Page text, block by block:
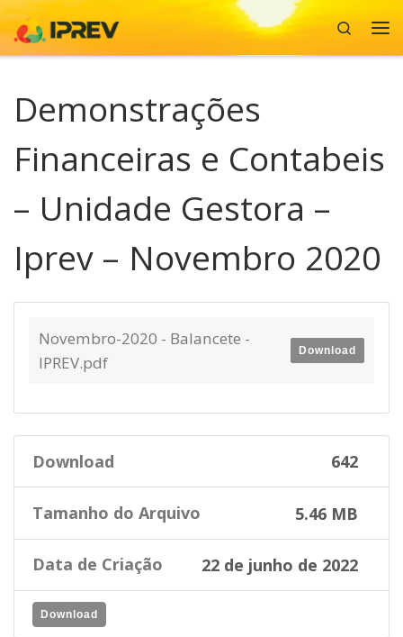
Skip to content
Search
Demonstrações
Financeiras e Contabeis
– Unidade Gestora –
Iprev – Novembro 2020
Novembro-2020 - Balancete -
IPREV.pdf
Download
Download 642
Tamanho do Arquivo 5.46 MB
Data de Criação 22 de junho de 2022
Download